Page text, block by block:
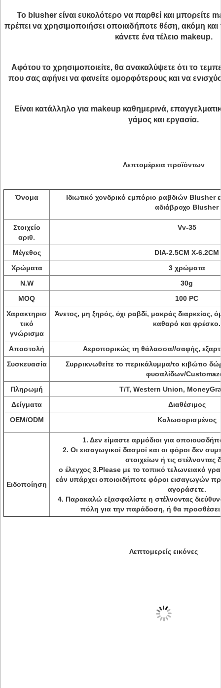
Το blusher είναι ευκολότερο να παρθεί και μπορείτε
πρέπει να χρησιμοποιήσει οποιαδήποτε θέση, ακόμη και
κάνετε ένα τέλειο makeup.
Αφότου το χρησιμοποιείτε, θα ανακαλύψετε ότι το
που σας αφήνει να φανείτε ομορφότερους και να
Είναι κατάλληλο για makeup καθημερινά,
γάμος και εργασία.
Λεπτομέρεια προϊόντων
Όνομα
Ιδιωτικό χονδρικό εμπόριο ραβδιών Blusher
αδιάβροχο Blusher
Στοιχείο
αριθ.
Vv-35
Μέγεθος
DIA-2.5CM Χ-6.2CM
Χρώματα
3 χρώματα
N.W
30g
MOQ
100 PC
Χαρακτηρισ
τικό
γνώρισμα
Άνετος, μη ξηρός, όχι ραβδί, μακράς
καθαρό και φρέσκο.
Αποστολή
Αεροπορικώς τη θάλασσα//σαφής,
Συσκευασία
Συρρικνωθείτε το περικάλυμμα/το κιβώτιο
φυσαλίδων/
Πληρωμή
T/T, Western Union,
Δείγματα
Διαθέσιμος
OEM/ODM
Καλωσορισμένος
Ειδοποίηση
1. Δεν είμαστε αρμόδιοι για
2. Οι εισαγωγικοί δασμοί και οι φόροι δεν
στοιχείων ή τις στέλνοντας
ο έλεγχος 3.Please με το τοπικό τελωνειακό
εάν υπάρχει οποιοιδήποτε φόροι εισαγωγών
αγοράσετε.
4. Παρακαλώ εξασφαλίστε η στέλνοντας
πόλη για την παράδοση, ή θα
Λεπτομερείς εικόνες